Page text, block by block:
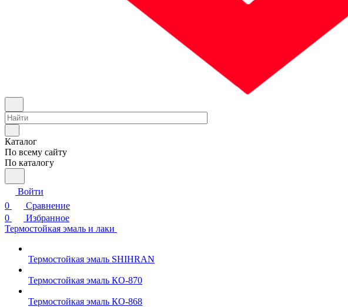
Каталог
По всему сайту
По каталогу
Войти
0
Сравнение
0
Избранное
Термостойкая эмаль и лаки
Термостойкая эмаль SHIHRAN
Термостойкая эмаль КО-870
Термостойкая эмаль КО-868